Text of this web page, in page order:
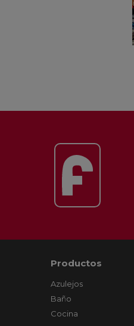
Productos
Azulejos
Baño
Cocina